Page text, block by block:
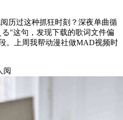
历过这种抓狂时刻？深夜单曲循
"这句，发现下载的歌词文件偏
。上周我帮动漫社做MAD视频时
阅